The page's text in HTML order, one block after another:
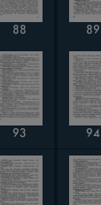
88 89
93 94